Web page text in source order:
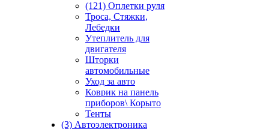
(121) Оплетки руля
Троса, Стяжки,
Лебедки
Утеплитель для
двигателя
Шторки
автомобильные
Уход за авто
Коврик на панель
приборов\ Корыто
Тенты
(3) Автоэлектроника